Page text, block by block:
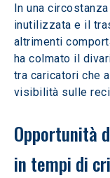
In una
inutilizzata e il
altrimenti
ha colmato il
tra caricatori che
visibilità sulle
Opportunità
in tempi di